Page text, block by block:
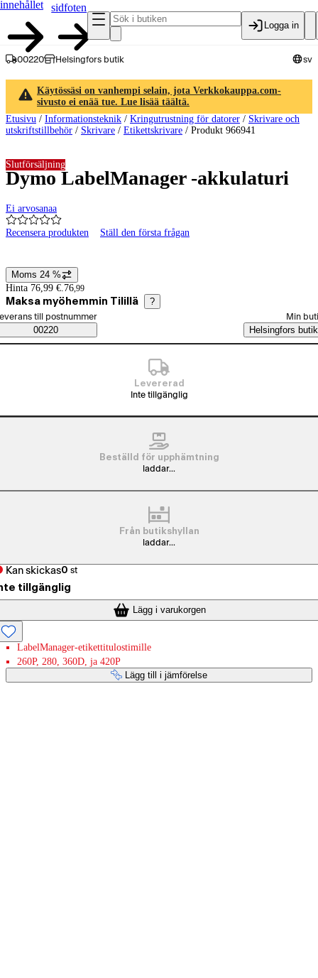
innehållet
sidfoten
Logga in
00220 Helsingfors butik sv
Käytössäsi on vanhempi selain, jota Verkkokauppa.com-
sivusto ei enää tue. Lue lisää täältä.
Etusivu / Informationsteknik / Kringutrustning för datorer / Skrivare och
utskriftstillbehör / Skrivare / Etikettskrivare / Produkt 966941
Dymo LabelManager -akkulaturi
Ei arvosanaa
Recensera produkten Ställ den första frågan
Slutförsäljning
Prisinformation
Moms 24 %
Hinta 76,99 €. 76,99
Maksa myöhemmin Tilillä ?
Saatavuustiedot
beställningssätt
till postnummer
00220
Min
Helsingfors butik
Levererad
Inte tillgänglig
Beställd för upphämtning
laddar...
Från butikshyllan
laddar...
Kan skickas0 st
tillgänglig
Lägg i varukorgen
LabelManager-etikettitulostimille
260P, 280, 360D, ja 420P
Lägg till i jämförelse